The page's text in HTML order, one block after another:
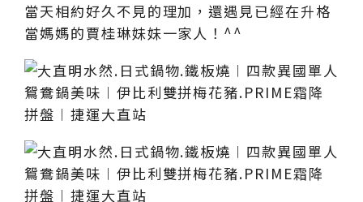
當天相約好久不見的理加，還遇見已經在升格
當媽媽的賈桂琳妹妹一家人！^^